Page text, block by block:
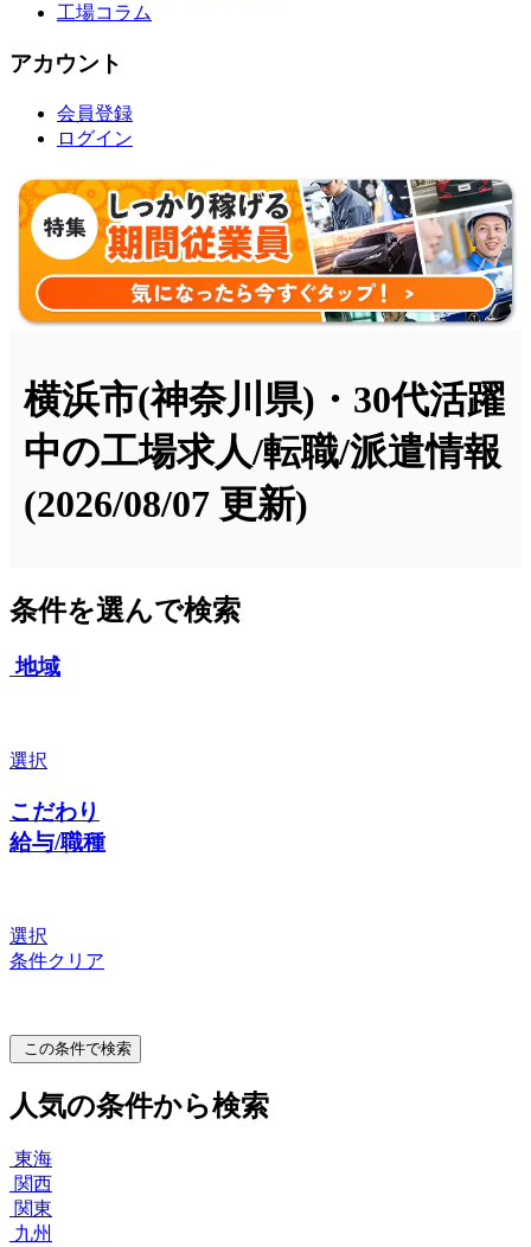
工場コラム
アカウント
会員登録
ログイン
横浜市(神奈川県)・30代活躍
中の工場求人/転職/派遣情報
(2026/08/07 更新)
条件を選んで検索
地域
選択
こだわり
給与/職種
選択
条件クリア
この条件で検索
人気の条件から検索
東海
関西
関東
九州